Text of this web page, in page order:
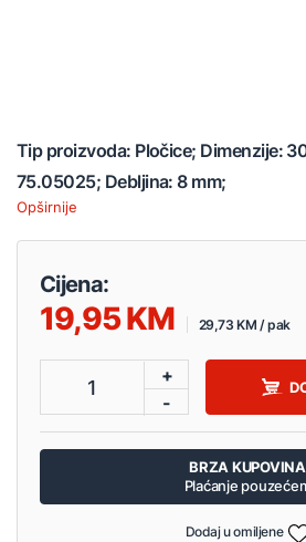
Tip proizvoda: Pločice; Dimenzije:
75.05025; Debljina: 8 mm;
Opširnije
Cijena:
19,95 29,73 KM / pak
1
+
-
BRZA KUPOVINA
Plaćanje
Dodaj u omiljene